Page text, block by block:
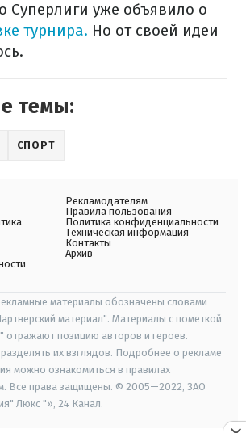
Суперлиги уже объявило о
турнира. Но от своей идеи
темы:
СПОРТ
Рекламодателям
Правила пользования
Политика конфиденциальности
Техническая информация
Контакты
Архив
материалы обозначены словами
материал". Материалы с пометкой
отражают позицию авторов и героев.
их взглядов. Подробнее о рекламе
можно ознакомиться в правилах
Все права защищены. © 2005—2022, ЗАО
Люкс "», 24 Канал.